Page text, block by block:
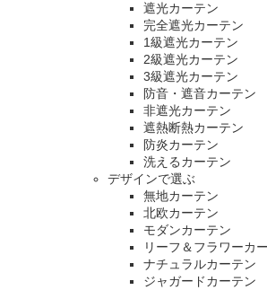
遮光カーテン
完全遮光カーテン
1級遮光カーテン
2級遮光カーテン
3級遮光カーテン
防音・遮音カーテン
非遮光カーテン
遮熱断熱カーテン
防炎カーテン
洗えるカーテン
デザインで選ぶ
無地カーテン
北欧カーテン
モダンカーテン
リーフ＆フラワーカ
ナチュラルカーテン
ジャガードカーテン